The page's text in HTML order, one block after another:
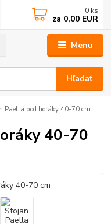
Menu
Hľadať
0 ks
za 0,00 EUR
Paella pod horáky 40-70 cm
40-70